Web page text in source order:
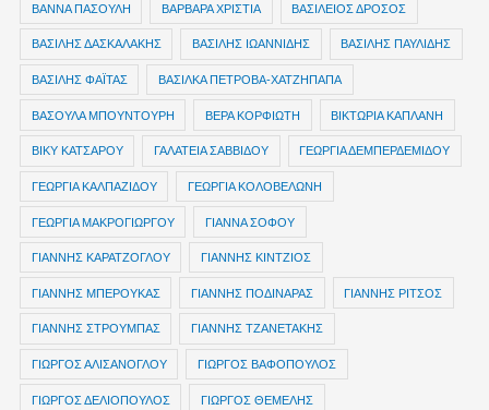
ΒΑΝΝΑ ΠΑΣΟΥΛΗ ΒΑΡΒΑΡΑ ΧΡΙΣΤΙΑ ΒΑΣΙΛΕΙΟΣ ΔΡΟΣΟΣ
ΒΑΣΙΛΗΣ ΔΑΣΚΑΛΑΚΗΣ ΒΑΣΙΛΗΣ ΙΩΑΝΝΙΔΗΣ ΒΑΣΙΛΗΣ ΠΑΥΛΙΔΗΣ
ΒΑΣΙΛΗΣ ΦΑΪΤΑΣ ΒΑΣΙΛΚΑ ΠΕΤΡΟΒΑ-ΧΑΤΖΗΠΑΠΑ
ΒΑΣΟΥΛΑ ΜΠΟΥΝΤΟΥΡΗ ΒΕΡΑ ΚΟΡΦΙΩΤΗ ΒΙΚΤΩΡΙΑ ΚΑΠΛΑΝΗ
ΒΙΚΥ ΚΑΤΣΑΡΟΥ ΓΑΛΑΤΕΙΑ ΣΑΒΒΙΔΟΥ ΓΕΩΡΓΙΑ ΔΕΜΠΕΡΔΕΜΙΔΟΥ
ΓΕΩΡΓΙΑ ΚΑΛΠΑΖΙΔΟΥ ΓΕΩΡΓΙΑ ΚΟΛΟΒΕΛΩΝΗ
ΓΕΩΡΓΙΑ ΜΑΚΡΟΓΙΩΡΓΟΥ ΓΙΑΝΝΑ ΣΟΦΟΥ
ΓΙΑΝΝΗΣ ΚΑΡΑΤΖΟΓΛΟΥ ΓΙΑΝΝΗΣ ΚΙΝΤΖΙΟΣ
ΓΙΑΝΝΗΣ ΜΠΕΡΟΥΚΑΣ ΓΙΑΝΝΗΣ ΠΟΔΙΝΑΡΑΣ ΓΙΑΝΝΗΣ ΡΙΤΣΟΣ
ΓΙΑΝΝΗΣ ΣΤΡΟΥΜΠΑΣ ΓΙΑΝΝΗΣ ΤΖΑΝΕΤΑΚΗΣ
ΓΙΩΡΓΟΣ ΑΛΙΣΑΝΟΓΛΟΥ ΓΙΩΡΓΟΣ ΒΑΦΟΠΟΥΛΟΣ
ΓΙΩΡΓΟΣ ΔΕΛΙΟΠΟΥΛΟΣ ΓΙΩΡΓΟΣ ΘΕΜΕΛΗΣ